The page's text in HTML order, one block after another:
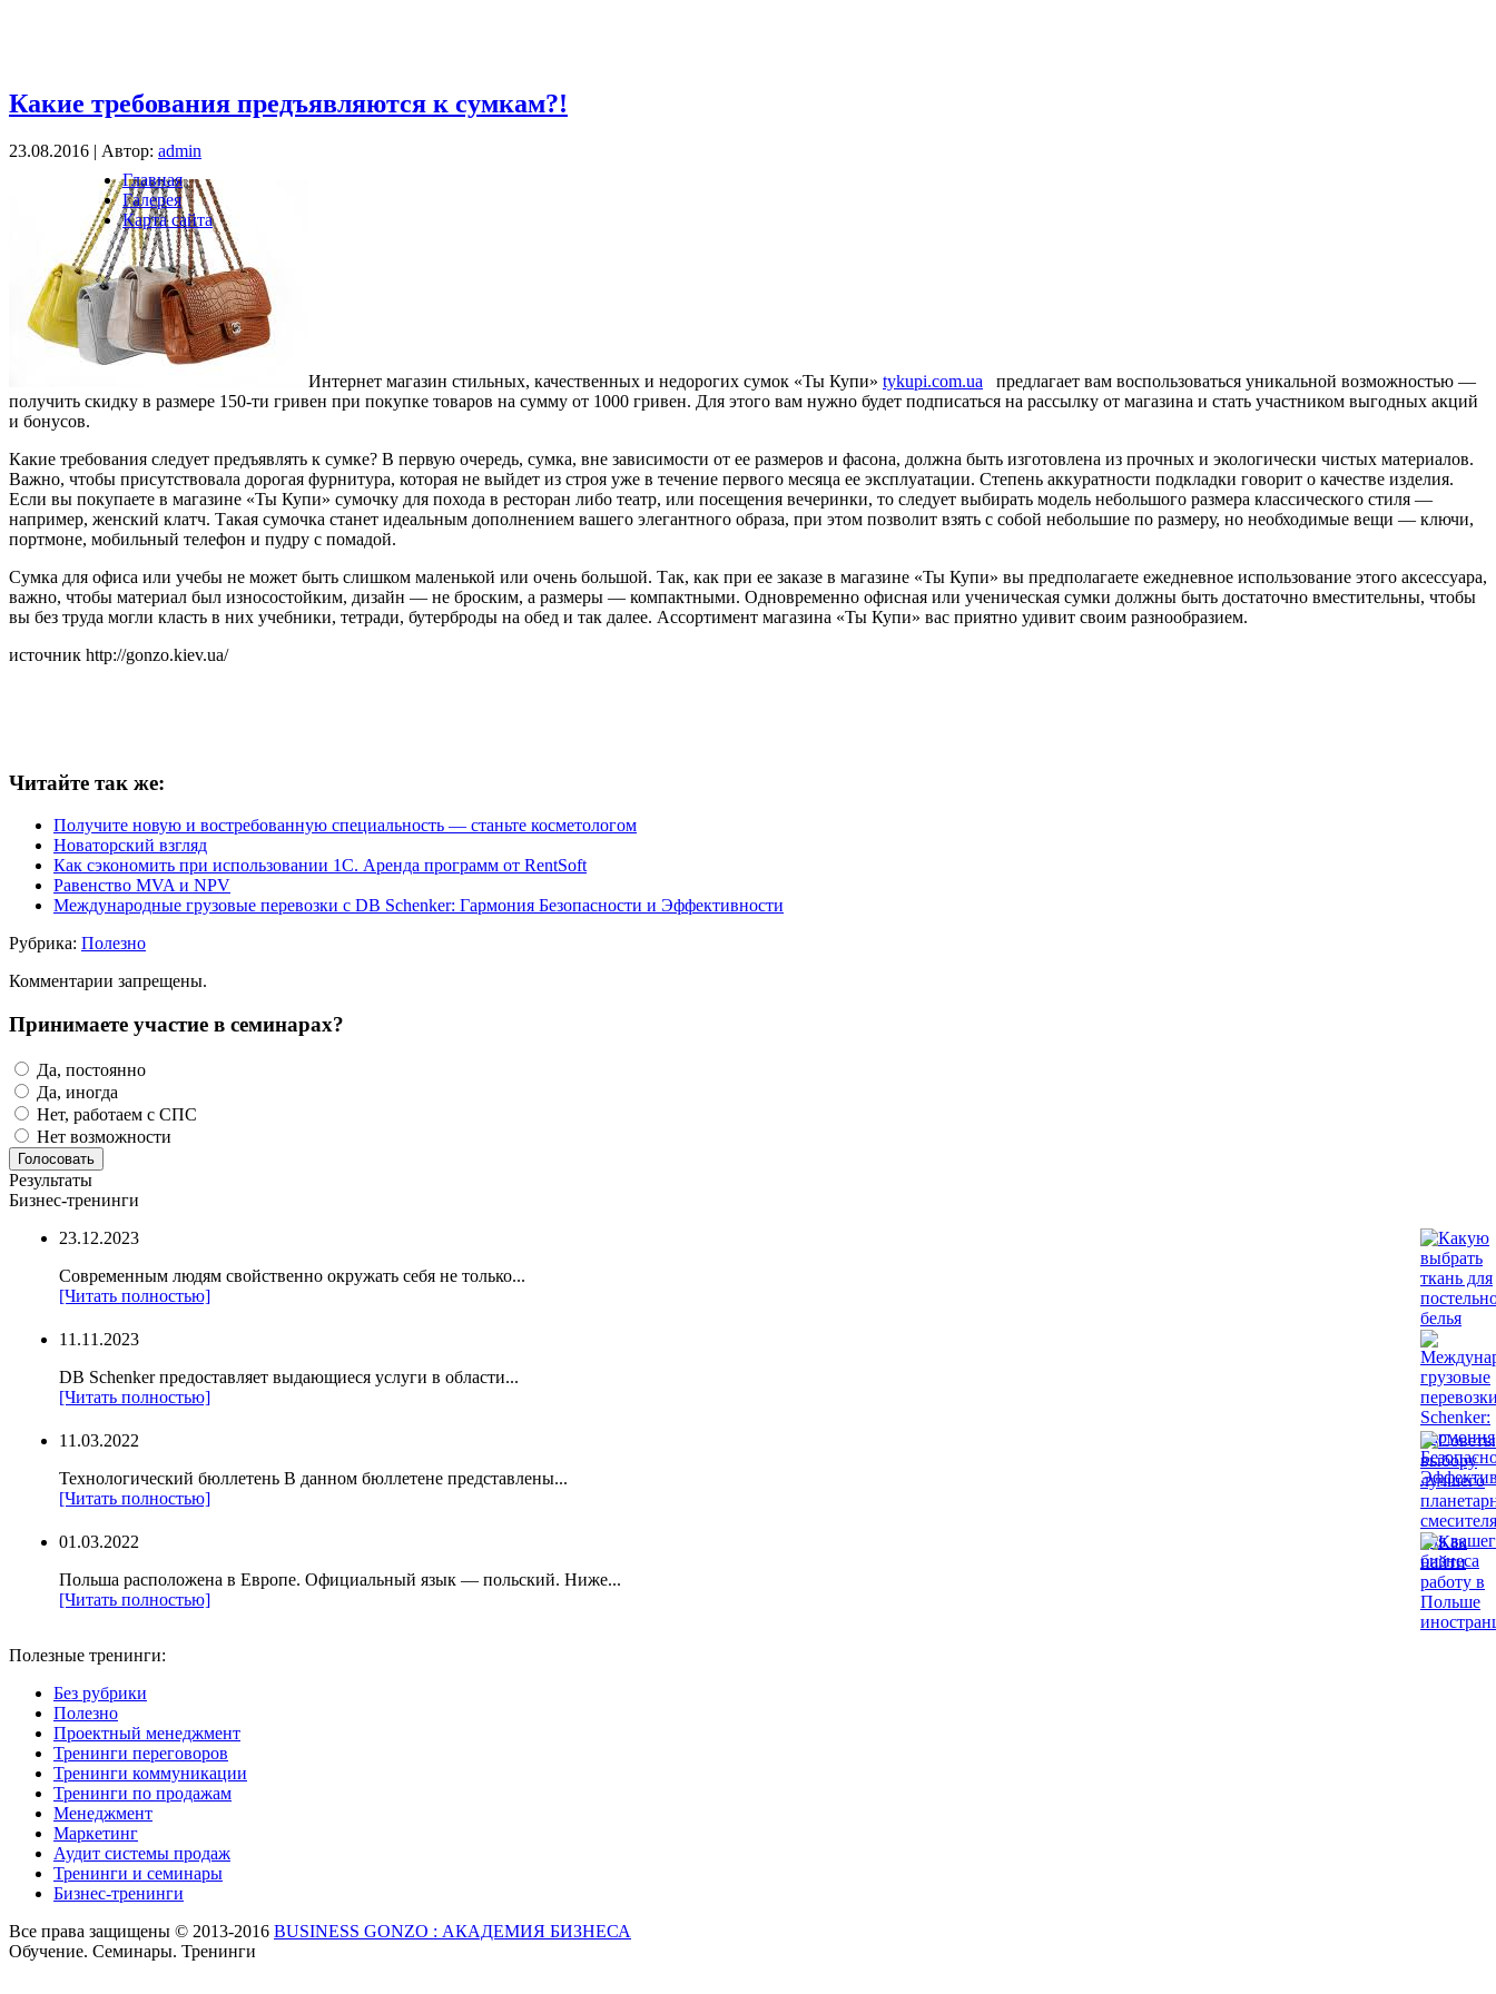
Главная
Галерея
Карта сайта
Какие требования предъявляются к сумкам?!
23.08.2016 | Автор: admin
Интернет магазин стильных, качественных и недорогих сумок «Ты Купи» tykupi.com.ua предлагает вам воспользоваться уникальной возможностью —
получить скидку в размере 150-ти гривен при покупке товаров на сумму от 1000 гривен. Для этого вам нужно будет подписаться на рассылку от магазина и стать участником выгодных акций
и бонусов.
Какие требования следует предъявлять к сумке? В первую очередь, сумка, вне зависимости от ее размеров и фасона, должна быть изготовлена из прочных и экологически чистых материалов.
Важно, чтобы присутствовала дорогая фурнитура, которая не выйдет из строя уже в течение первого месяца ее эксплуатации. Степень аккуратности подкладки говорит о качестве изделия.
Если вы покупаете в магазине «Ты Купи» сумочку для похода в ресторан либо театр, или посещения вечеринки, то следует выбирать модель небольшого размера классического стиля —
например, женский клатч. Такая сумочка станет идеальным дополнением вашего элегантного образа, при этом позволит взять с собой небольшие по размеру, но необходимые вещи — ключи,
портмоне, мобильный телефон и пудру с помадой.
Сумка для офиса или учебы не может быть слишком маленькой или очень большой. Так, как при ее заказе в магазине «Ты Купи» вы предполагаете ежедневное использование этого аксессуара,
важно, чтобы материал был износостойким, дизайн — не броским, а размеры — компактными. Одновременно офисная или ученическая сумки должны быть достаточно вместительны, чтобы
вы без труда могли класть в них учебники, тетради, бутерброды на обед и так далее. Ассортимент магазина «Ты Купи» вас приятно удивит своим разнообразием.
источник http://gonzo.kiev.ua/
Читайте так же:
Получите новую и востребованную специальность — станьте косметологом
Новаторский взгляд
Как сэкономить при использовании 1С. Аренда программ от RentSoft
Равенство MVA и NPV
Международные грузовые перевозки с DB Schenker: Гармония Безопасности и Эффективности
Рубрика: Полезно
Комментарии запрещены.
Принимаете участие в семинарах?
Да, постоянно
Да, иногда
Нет, работаем с СПС
Нет возможности
Результаты
Бизнес-тренинги
23.12.2023
Современным людям свойственно окружать себя не только...
[Читать полностью]
11.11.2023
DB Schenker предоставляет выдающиеся услуги в области...
[Читать полностью]
11.03.2022
Технологический бюллетень В данном бюллетене представлены...
[Читать полностью]
01.03.2022
Польша расположена в Европе. Официальный язык — польский. Ниже...
[Читать полностью]
Полезные тренинги:
Без рубрики
Полезно
Проектный менеджмент
Тренинги переговоров
Тренинги коммуникации
Тренинги по продажам
Менеджмент
Маркетинг
Аудит системы продаж
Тренинги и семинары
Бизнес-тренинги
Все права защищены © 2013-2016 BUSINESS GONZO : АКАДЕМИЯ БИЗНЕСА
Обучение. Семинары. Тренинги